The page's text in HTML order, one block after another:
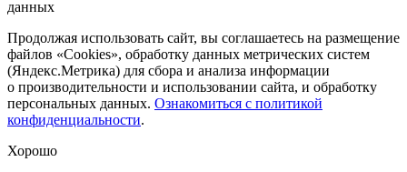
данных
Продолжая использовать сайт, вы соглашаетесь на размещение
файлов «Cookies», обработку данных метрических систем
(Яндекс.Метрика) для сбора и анализа информации
о производительности и использовании сайта, и обработку
персональных данных. Ознакомиться с политикой
конфиденциальности.
Хорошо